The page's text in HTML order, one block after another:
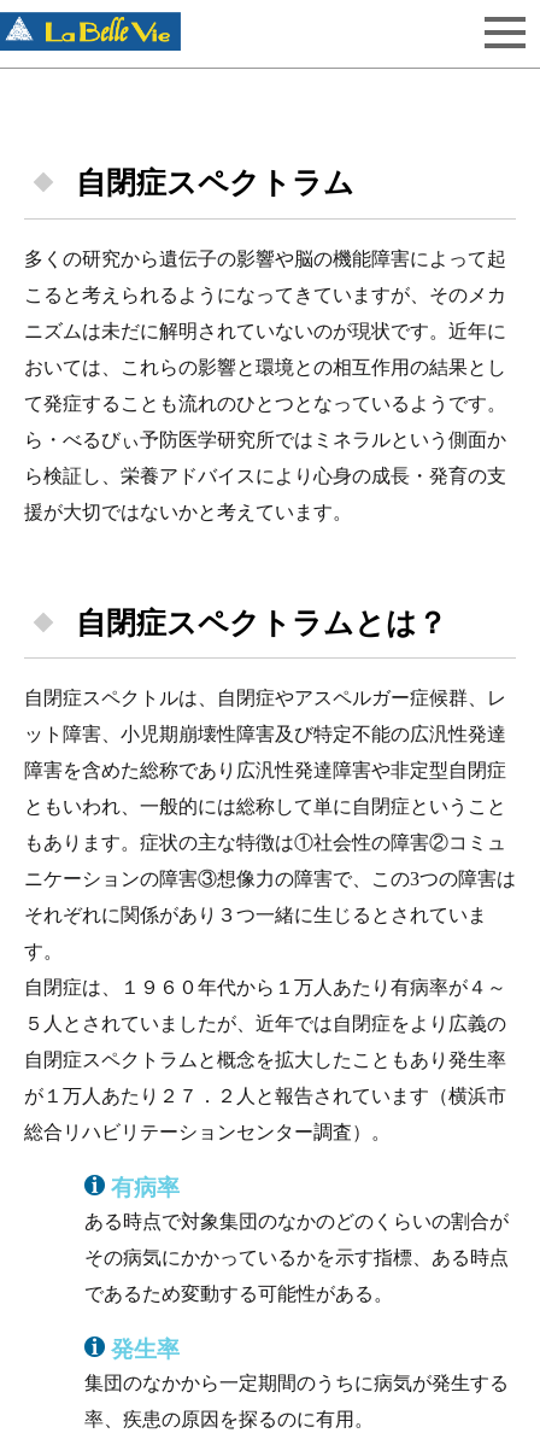
自閉症スペクトラム
多くの研究から遺伝子の影響や脳の機能障害によって起
こると考えられるようになってきていますが、そのメカ
ニズムは未だに解明されていないのが現状です。近年に
おいては、これらの影響と環境との相互作用の結果とし
て発症することも流れのひとつとなっているようです。
ら・べるびぃ予防医学研究所ではミネラルという側面か
ら検証し、栄養アドバイスにより心身の成長・発育の支
援が大切ではないかと考えています。
自閉症スペクトラムとは？
自閉症スペクトルは、自閉症やアスペルガー症候群、レ
ット障害、小児期崩壊性障害及び特定不能の広汎性発達
障害を含めた総称であり広汎性発達障害や非定型自閉症
ともいわれ、一般的には総称して単に自閉症ということ
もあります。症状の主な特徴は①社会性の障害②コミュ
ニケーションの障害③想像力の障害で、この3つの障害は
それぞれに関係があり３つ一緒に生じるとされていま
す。
自閉症は、１９６０年代から１万人あたり有病率が４～
５人とされていましたが、近年では自閉症をより広義の
自閉症スペクトラムと概念を拡大したこともあり発生率
が１万人あたり２７．２人と報告されています（横浜市
総合リハビリテーションセンター調査）。
有病率
ある時点で対象集団のなかのどのくらいの割合が
その病気にかかっているかを示す指標、ある時点
であるため変動する可能性がある。
発生率
集団のなかから一定期間のうちに病気が発生する
率、疾患の原因を探るのに有用。